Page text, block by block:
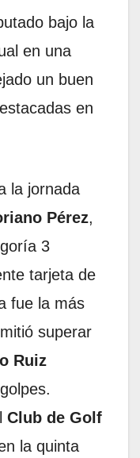
bajo la
en una
un buen
en
la jornada
Pérez,
3
tarjeta de
fue la más
superar
Ruiz
Club de Golf
la quinta